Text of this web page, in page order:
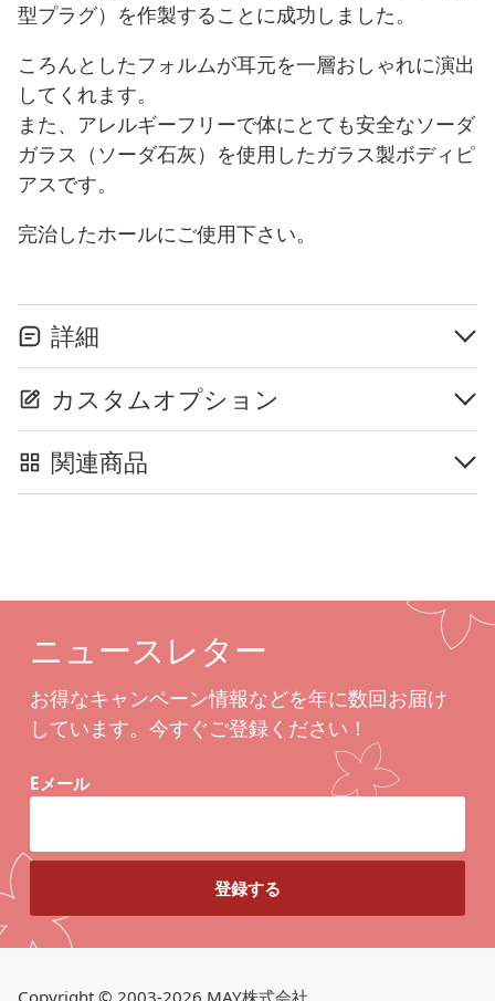
型プラグ）を作製することに成功しました。
ころんとしたフォルムが耳元を一層おしゃれに演出
してくれます。
また、アレルギーフリーで体にとても安全なソーダ
ガラス（ソーダ石灰）を使用したガラス製ボディピ
アスです。
完治したホールにご使用下さい。
詳細
カスタムオプション
関連商品
ニュースレター
お得なキャンペーン情報などを年に数回お届け
しています。今すぐご登録ください！
Eメール